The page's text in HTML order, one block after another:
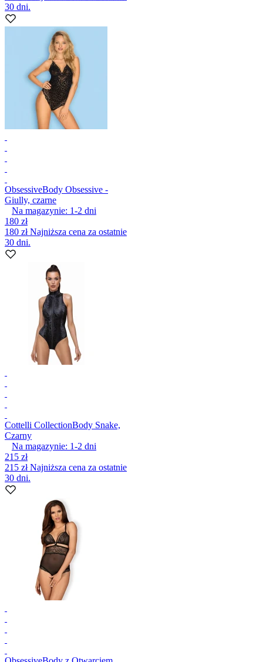
30 dni.
ObsessiveBody Obsessive -
Giully, czarne
Na magazynie: 1-2 dni
180 zł
180 złNajniższa cena za ostatnie
30 dni.
Cottelli CollectionBody Snake,
Czarny
Na magazynie: 1-2 dni
215 zł
215 złNajniższa cena za ostatnie
30 dni.